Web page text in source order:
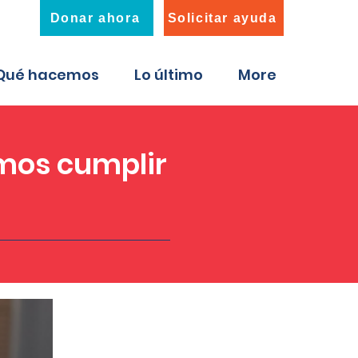
Donar ahora Solicitar ayuda
hacemos Lo último More
cumplir